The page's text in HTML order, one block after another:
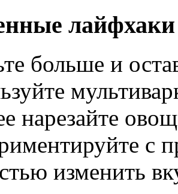
больше и
нарезайте
с
изменить